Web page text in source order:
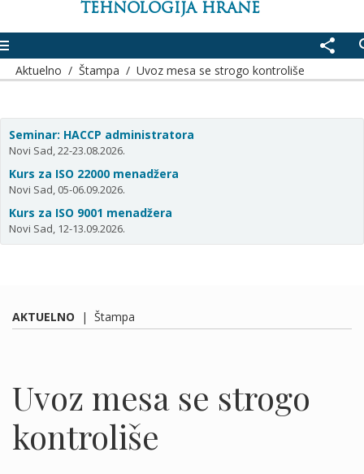
TEHNOLOGIJA HRANE
share
Aktuelno / Štampa / Uvoz mesa se strogo kontroliše
Seminar: HACCP administratora
Novi Sad, 22-23.08.2026.
Kurs za ISO 22000 menadžera
Novi Sad, 05-06.09.2026.
Kurs za ISO 9001 menadžera
Novi Sad, 12-13.09.2026.
AKTUELNO | Štampa
Uvoz mesa se strogo
kontroliše